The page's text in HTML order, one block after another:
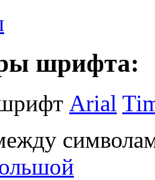
шрифта:
Arial